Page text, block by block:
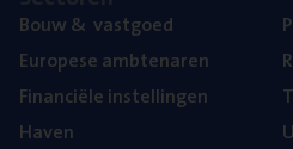
Bouw& vastgoed
Euro­pe­se ambtenaren
Finan­ci­ë­le instellingen
Haven